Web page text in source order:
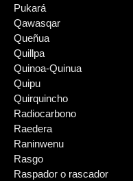
Pukará
Qawasqar
Queñua
Quillpa
Quinoa-Quinua
Quipu
Quirquincho
Radiocarbono
Raedera
Raninwenu
Rasgo
Raspador o rascador